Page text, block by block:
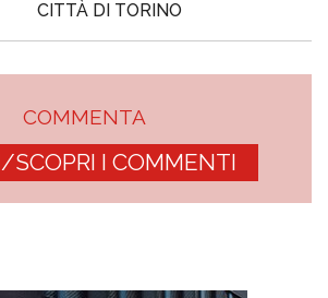
CITTÀ DI TORINO
COMMENTA
SCOPRI I COMMENTI